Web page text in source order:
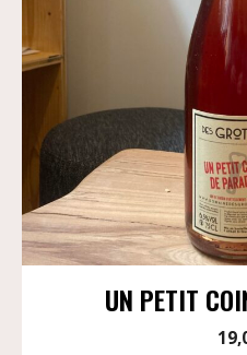
UN PETIT